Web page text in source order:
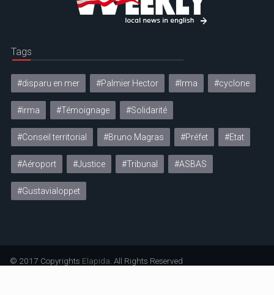
Tags
#disparu en mer #Palmier Hector #Irma #cyclone
#irma #Témoignage #Solidarité
#Conseil territorial #Bruno Magras #Préfet #Etat
#Aéroport #Justice #Tribunal #ASBAS
#Gustavialoppet
© 2017 Copyrights Elapida. All Rights Reserved